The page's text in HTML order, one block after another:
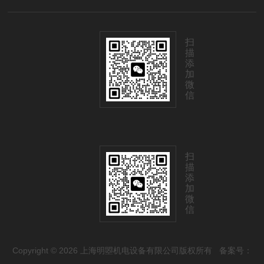
扫
描
添
加
微
信
扫
描
添
加
微
信
Copyright © 2026 上海明曌机电设备有限公司版权所有 备案号：